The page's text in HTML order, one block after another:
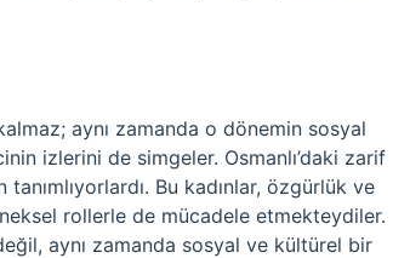
aynı zamanda o dönemin sosyal
izlerini de simgeler. Osmanlı’daki zarif
Bu kadınlar, özgürlük ve
rollerle de mücadele etmekteydiler.
aynı zamanda sosyal ve kültürel bir